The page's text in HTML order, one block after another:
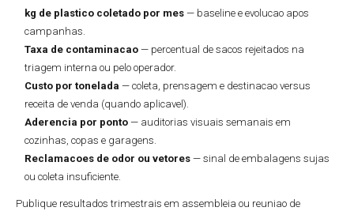
kg de plastico coletado por mes — baseline e evolucao apos
campanhas.
Taxa de contaminacao — percentual de sacos rejeitados na
triagem interna ou pelo operador.
Custo por tonelada — coleta, prensagem e destinacao versus
receita de venda (quando aplicavel).
Aderencia por ponto — auditorias visuais semanais em
cozinhas, copas e garagens.
Reclamacoes de odor ou vetores — sinal de embalagens sujas
ou coleta insuficiente.
Publique resultados trimestrais em assembleia ou reuniao de